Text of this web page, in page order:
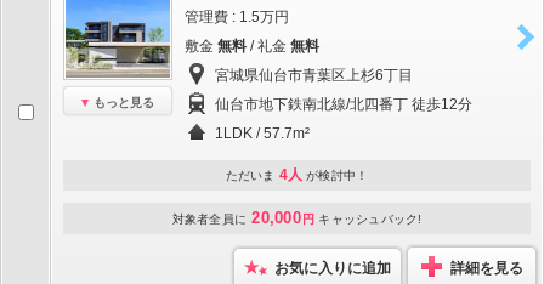
もっと見る
管理費 : 1.5万円
敷金 無料 / 礼金 無料
宮城県仙台市青葉区上杉6丁目
仙台市地下鉄南北線/北四番丁 徒歩12分
1LDK / 57.7m²
ただいま 4人 が検討中！
対象者全員に 20,000 円 キャッシュバック!
お気に入りに追加 詳細を見る